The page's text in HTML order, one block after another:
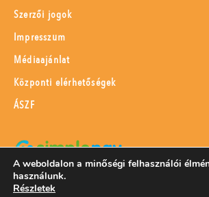
Szerzői jogok
Impresszum
Médiaajánlat
Központi elérhetőségek
ÁSZF
SimplePay adattovábbítási nyilatkozat
A weboldalon a minőségi felhasználói
használunk.
Részletek